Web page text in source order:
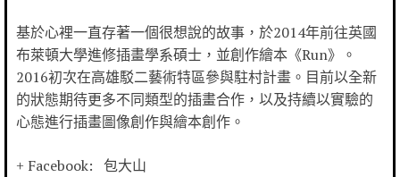
基於心裡一直存著一個很想說的故事，於2014年前往英國
布萊頓大學進修插畫學系碩士，並創作繪本《Run》。
2016初次在高雄駁二藝術特區參與駐村計畫。目前以全新
的狀態期待更多不同類型的插畫合作，以及持續以實驗的
心態進行插畫圖像創作與繪本創作。
+ Facebook: 包大山